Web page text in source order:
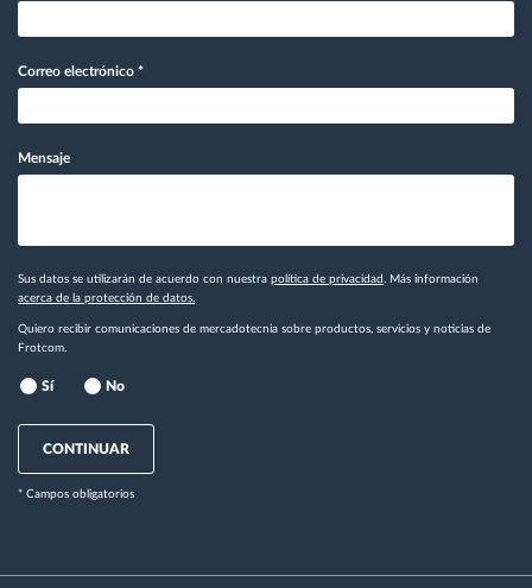
Correo electrónico *
Mensaje
Sus datos se utilizarán de acuerdo con nuestra política de privacidad . Más información
acerca de la protección de datos.
Quiero recibir comunicaciones de mercadotecnia sobre productos, servicios y noticias de
Frotcom.
Sí No
CONTINUAR
* Campos obligatorios